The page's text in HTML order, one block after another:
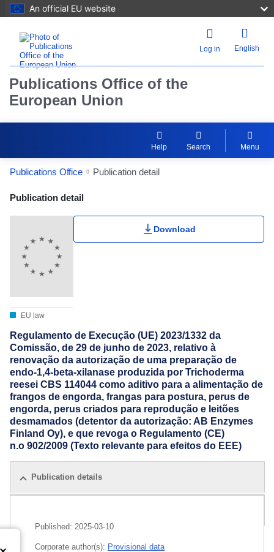
An official EU website
Log in English
Publications Office of the
European Union
Help Search Menu
Publications Office Publication detail
Publication Detail Actions Portlet
Publication detail
EU law
Download
Regulamento de Execução (UE) 2023/1332 da
Comissão, de 29 de junho de 2023, relativo à
renovação da autorização de uma preparação de
endo-1,4-beta-xilanase produzida por Trichoderma
reesei CBS 114044 como aditivo para a alimentação de
frangos de engorda, frangas para postura, perus de
engorda, perus criados para reprodução e leitões
desmamados (detentor da autorização: AB Enzymes
Finland Oy), e que revoga o Regulamento (CE)
n.o 902/2009 (Texto relevante para efeitos do EEE)
Publication details
Published: 2025-03-10
Corporate author(s): Provisional data